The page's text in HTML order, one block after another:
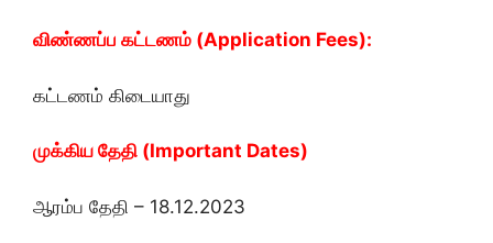
விண்ணப்ப கட்டணம் (Application Fees):
கட்டணம் கிடையாது
முக்கிய தேதி (Important Dates)
ஆரம்ப தேதி – 18.12.2023